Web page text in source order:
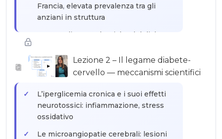
Francia, elevata prevalenza tra gli
anziani in struttura
Le complicanze classiche del diabete:
neuropatiche
Perché il diabete di tipo 2 è una
quotidianamente e coinvolge tutti gli
operatori sanitari
▶
Lezione 2 – Il legame diabete-
cervello — meccanismi scientifici
L’iperglicemia cronica e i suoi effetti
neurotossici: infiammazione, stress
ossidativo
Le microangiopatie cerebrali: lesioni